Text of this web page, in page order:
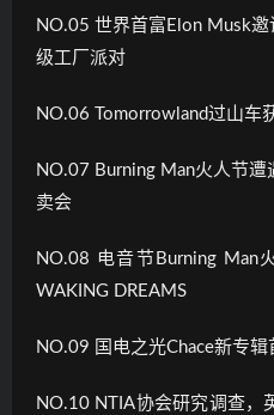
NO.05 世界首富Elon Musk
级工厂派对
NO.06 Tomorrowland过山车
NO.07 Burning Man火人节
卖会
NO.08 电音节Burning Man
WAKING DREAMS
NO.09 国电之光Chace新专
NO.10 NTIA协会研究调查，